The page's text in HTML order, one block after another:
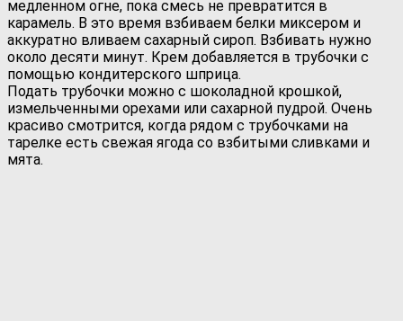
медленном огне, пока смесь не превратится в
карамель. В это время взбиваем белки миксером и
аккуратно вливаем сахарный сироп. Взбивать нужно
около десяти минут. Крем добавляется в трубочки с
помощью кондитерского шприца.
Подать трубочки можно с шоколадной крошкой,
измельченными орехами или сахарной пудрой. Очень
красиво смотрится, когда рядом с трубочками на
тарелке есть свежая ягода со взбитыми сливками и
мята.